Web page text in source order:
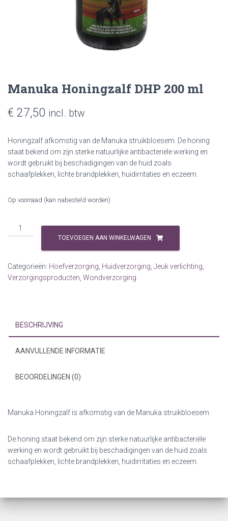
Manuka Honingzalf DHP 200 ml
€ 27,50 incl. btw
Honingzalf afkomstig van de Manuka struikbloesem. De honing
staat bekend om zijn sterke natuurlijke antibacteriële werking en
wordt gebruikt bij beschadigingen van de huid zoals
schaafplekken, lichte brandplekken, huidirritaties en eczeem.
Op voorraad (kan nabesteld worden)
Manuka
Honingzalf
ml
aantal
TOEVOEGEN AAN WINKELWAGEN
Categorieën: Hoefverzorging Huidverzorging Jeuk verlichting
Verzorgingsproducten Wondverzorging
BESCHRIJVING
AANVULLENDE INFORMATIE
BEOORDELINGEN (0)
Manuka Honingzalf is afkomstig van de Manuka struikbloesem.
De honing staat bekend om zijn sterke natuurlijke antibacteriële
werking en wordt gebruikt bij beschadigingen van de huid zoals
schaafplekken, lichte brandplekken, huidirritaties en eczeem.